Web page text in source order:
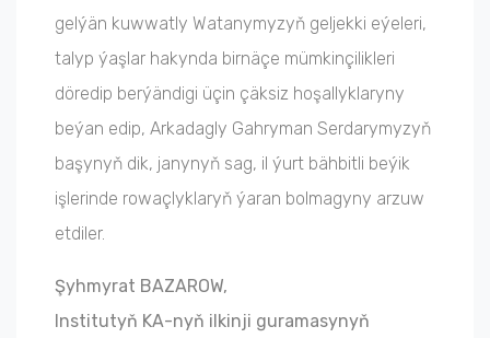
gelýän kuwwatly Watanymyzyň geljekki eýeleri,
talyp ýaşlar hakynda birnäçe mümkinçilikleri
döredip berýändigi üçin çäksiz hoşallyklaryny
beýan edip, Arkadagly Gahryman Serdarymyzyň
başynyň dik, janynyň sag, il ýurt bähbitli beýik
işlerinde rowaçlyklaryň ýaran bolmagyny arzuw
etdiler.
Şyhmyrat BAZAROW,
Institutyň KA-nyň ilkinji guramasynyň